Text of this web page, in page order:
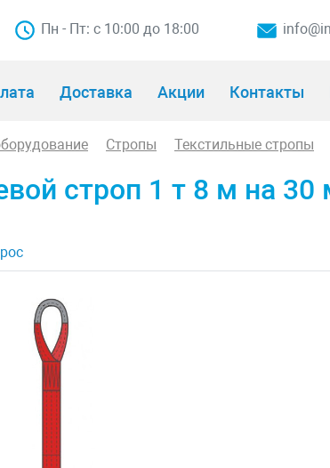
Пн - Пт: с 10:00 до 18:00
Доставка Акции Контакты
Стропы Текстильные стропы
строп 1 т 8 м на